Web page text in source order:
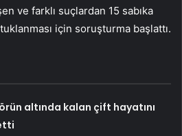
ve farklı suçlardan 15 sabıka
için soruşturma başlattı.
altında kalan çift hayatını